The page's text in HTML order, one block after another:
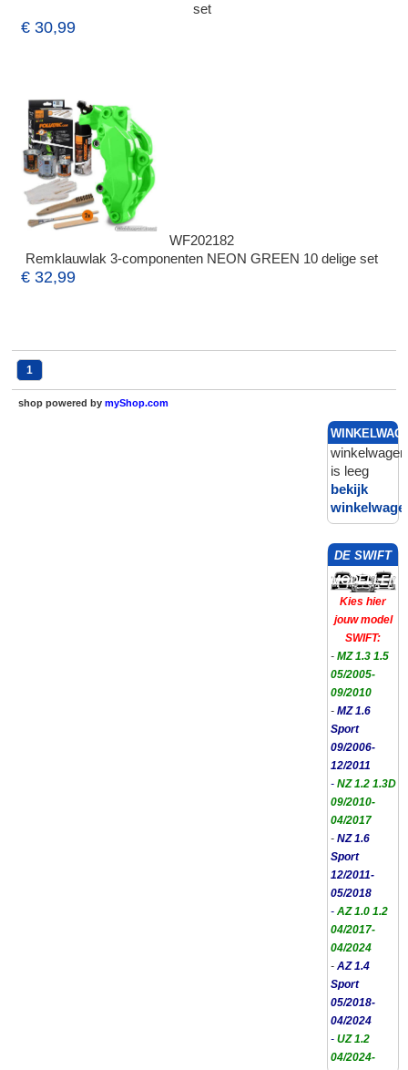
set
€ 30,99
WF202182
Remklauwlak 3-componenten NEON GREEN 10 delige set
€ 32,99
1
shop powered by myShop.com
winkelwagen
is leeg
bekijk
DE SWIFT
MODELLEN
Kies hier
jouw model
SWIFT:
- MZ 1.3 1.5
05/2005-
09/2010
- MZ 1.6
Sport
09/2006-
12/2011
- NZ 1.2 1.3D
09/2010-
04/2017
- NZ 1.6
Sport
12/2011-
05/2018
- AZ 1.0 1.2
04/2017-
04/2024
- AZ 1.4
Sport
05/2018-
04/2024
- UZ 1.2
04/2024-